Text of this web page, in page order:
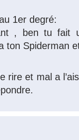
1er degré:
, ben tu fait
ton Spiderman
rire et mal a